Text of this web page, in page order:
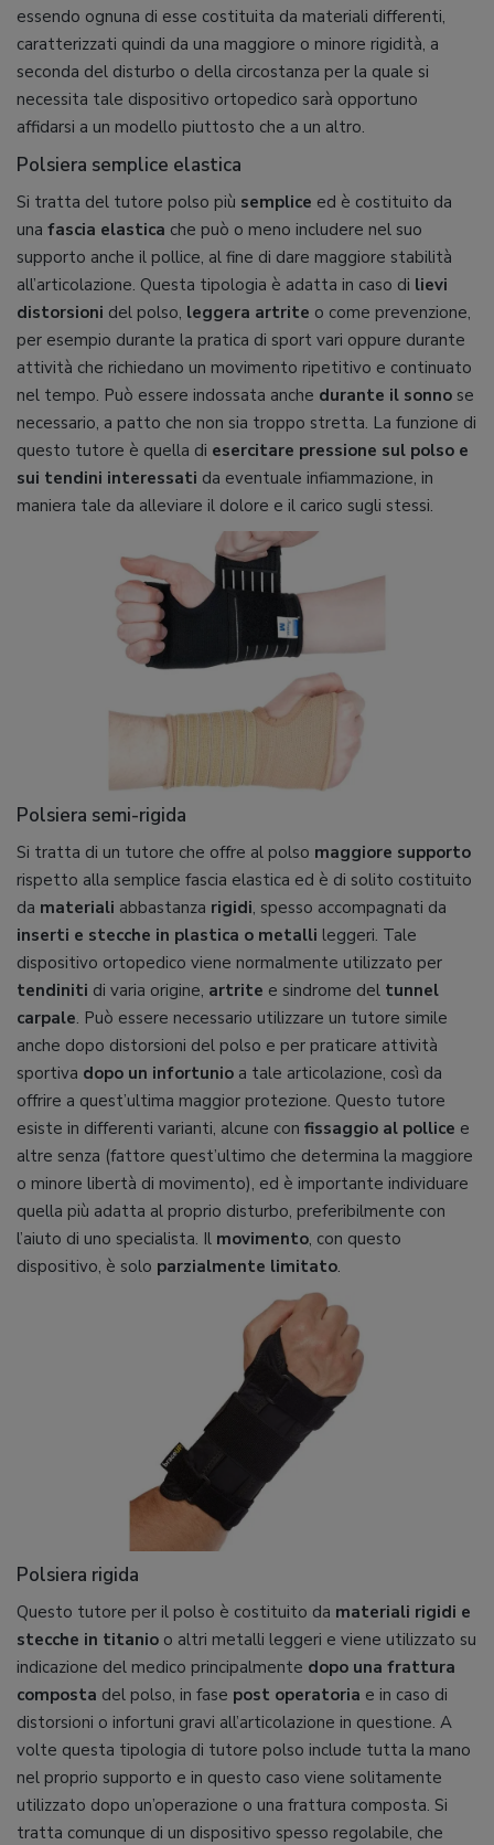
essendo ognuna di esse costituita da materiali differenti,
caratterizzati quindi da una maggiore o minore rigidità, a
seconda del disturbo o della circostanza per la quale si
necessita tale dispositivo ortopedico sarà opportuno
affidarsi a un modello piuttosto che a un altro.
Polsiera semplice elastica
Si tratta del tutore polso più semplice ed è costituito da
una fascia elastica che può o meno includere nel suo
supporto anche il pollice, al fine di dare maggiore stabilità
all’articolazione. Questa tipologia è adatta in caso di lievi
distorsioni del polso, leggera artrite o come prevenzione,
per esempio durante la pratica di sport vari oppure durante
attività che richiedano un movimento ripetitivo e continuato
nel tempo. Può essere indossata anche durante il sonno se
necessario, a patto che non sia troppo stretta. La funzione di
questo tutore è quella di esercitare pressione sul polso e
sui tendini interessati da eventuale infiammazione, in
maniera tale da alleviare il dolore e il carico sugli stessi.
Polsiera semi-rigida
Si tratta di un tutore che offre al polso maggiore supporto
rispetto alla semplice fascia elastica ed è di solito costituito
da materiali abbastanza rigidi, spesso accompagnati da
inserti e stecche in plastica o metalli leggeri. Tale
dispositivo ortopedico viene normalmente utilizzato per
tendiniti di varia origine, artrite e sindrome del tunnel
carpale. Può essere necessario utilizzare un tutore simile
anche dopo distorsioni del polso e per praticare attività
sportiva dopo un infortunio a tale articolazione, così da
offrire a quest’ultima maggior protezione. Questo tutore
esiste in differenti varianti, alcune con fissaggio al pollice e
altre senza (fattore quest’ultimo che determina la maggiore
o minore libertà di movimento), ed è importante individuare
quella più adatta al proprio disturbo, preferibilmente con
l’aiuto di uno specialista. Il movimento, con questo
dispositivo, è solo parzialmente limitato.
Polsiera rigida
Questo tutore per il polso è costituito da materiali rigidi e
stecche in titanio o altri metalli leggeri e viene utilizzato su
indicazione del medico principalmente dopo una frattura
composta del polso, in fase post operatoria e in caso di
distorsioni o infortuni gravi all’articolazione in questione. A
volte questa tipologia di tutore polso include tutta la mano
nel proprio supporto e in questo caso viene solitamente
utilizzato dopo un’operazione o una frattura composta. Si
tratta comunque di un dispositivo spesso regolabile, che